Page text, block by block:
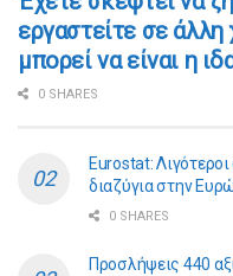
εργαστείτε σε
μπορεί να είναι η
0 SHARES
Eurostat:
διαζύγια στην
0 SHARES
Προσλήψεις 440